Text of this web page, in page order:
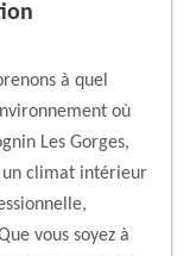
à quel
où
Les Gorges,
un climat intérieur
vous soyez à